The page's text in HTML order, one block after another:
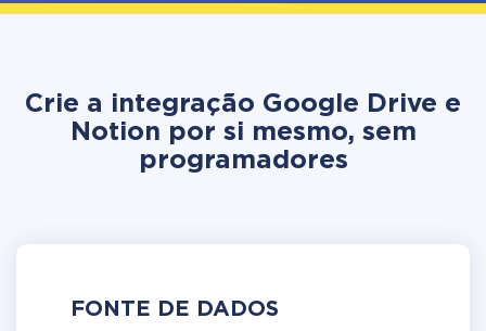
Crie a integração Google Drive e
Notion por si mesmo, sem
programadores
FONTE DE DADOS